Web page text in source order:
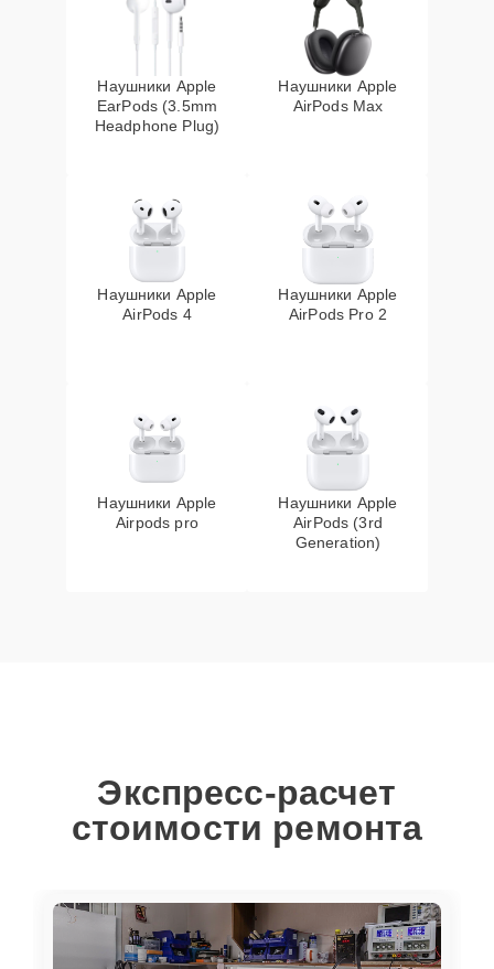
Наушники Apple
EarPods (3.5mm
Headphone Plug)
Наушники Apple
AirPods Max
Наушники Apple
AirPods 4
Наушники Apple
AirPods Pro 2
Наушники Apple
Airpods pro
Наушники Apple
AirPods (3rd
Generation)
Экспресс-расчет
стоимости ремонта